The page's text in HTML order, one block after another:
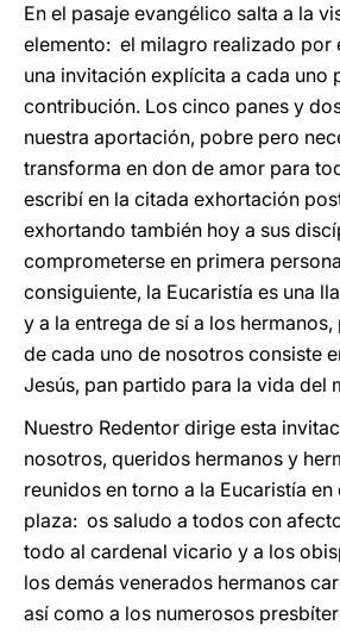
En el pasaje evangélico salta a la
elemento: el milagro realizado por
una invitación explícita a cada uno
contribución. Los cinco panes y
nuestra aportación, pobre pero
transforma en don de amor para
escribí en la citada exhortación
exhortando también hoy a sus
comprometerse en primera
consiguiente, la Eucaristía es una
y a la entrega de sí a los
de cada uno de nosotros consiste
Jesús, pan partido para la vida del
Nuestro Redentor dirige esta
nosotros, queridos hermanos y
reunidos en torno a la Eucaristía en
plaza: os saludo a todos con
todo al cardenal vicario y a los
los demás venerados hermanos
así como a los numerosos